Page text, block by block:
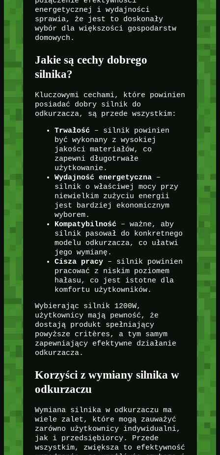
energetycznej i wydajności
sprawia, że jest to doskonały
wybór dla większości gospodarstw
domowych.
Jakie są cechy dobrego
silnika?
Kluczowymi cechami, które powinien
posiadać dobry silnik do
odkurzacza, są przede wszystkim:
Trwałość – silnik powinien
być wykonany z wysokiej
jakości materiałów, co
zapewni długotrwałe
użytkowanie.
Wydajność energetyczna–
silnik o właściwej mocy przy
niewielkim zużyciu energii
jest bardziej ekonomicznym
wyborem.
Kompatybilność – ważne, aby
silnik pasował do konkretnego
modelu odkurzacza, co ułatwi
jego wymianę.
Cisza pracy– silnik powinien
pracować z niskim poziomem
hałasu, co jest istotne dla
komfortu użytkowników.
Wybierając silnik 1200W,
użytkownicy mają pewność, że
dostają produkt spełniający
powyższe critères, a tym samym
zapewniający efektywne działanie
odkurzacza.
Korzyści z wymiany silnika w
odkurzaczu
Wymiana silnika w odkurzaczu ma
wiele zalet, które mogą zauważyć
zarówno użytkownicy indywidualni,
jak i przedsiębiorcy. Przede
wszystkim, zwiększa to efektywność